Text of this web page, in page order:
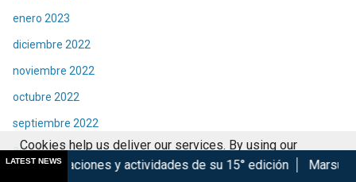
enero 2023
diciembre 2022
noviembre 2022
octubre 2022
septiembre 2022
agosto 2022
LATEST NEWS de su 15° edición Marsupilami: Caos a Bordo
Cookies help us deliver our services. By using our
services, you agree to our use of cookies.
Got it